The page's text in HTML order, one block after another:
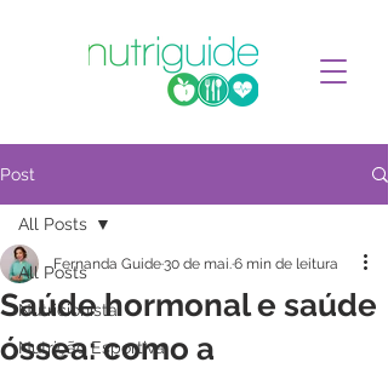
Post
All Posts
Nutricionista
Nutrição Esportiva
All Posts
Saúde hormonal e saúde
óssea: como a
Fernanda Guide30 de mai.6 min de leitura